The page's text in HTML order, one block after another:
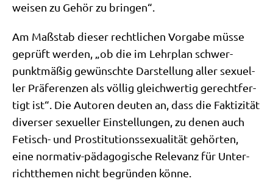
wei­sen zu Gehör zu bringen“.
Am Maß­stab die­ser recht­li­chen Vor­ga­be müs­se
geprüft wer­den, „ob die im Lehr­plan schwer­
punkt­mä­ßig gewünsch­te Dar­stel­lung aller sexu­el­
ler Prä­fe­ren­zen als völ­lig gleich­wer­tig gerecht­fer­
tigt ist“. Die Autoren deu­ten an, dass die Fak­ti­zi­tät
diver­ser sexu­el­ler Ein­stel­lun­gen, zu denen auch
Fetisch- und Pro­sti­tu­ti­ons­se­xua­li­tät gehör­ten,
eine nor­ma­tiv-päd­ago­gi­sche Rele­vanz für Unter­
richt­the­men nicht begrün­den könne.